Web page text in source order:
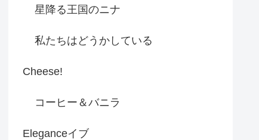
星降る王国のニナ
私たちはどうかしている
Cheese!
コーヒー＆バニラ
Eleganceイブ